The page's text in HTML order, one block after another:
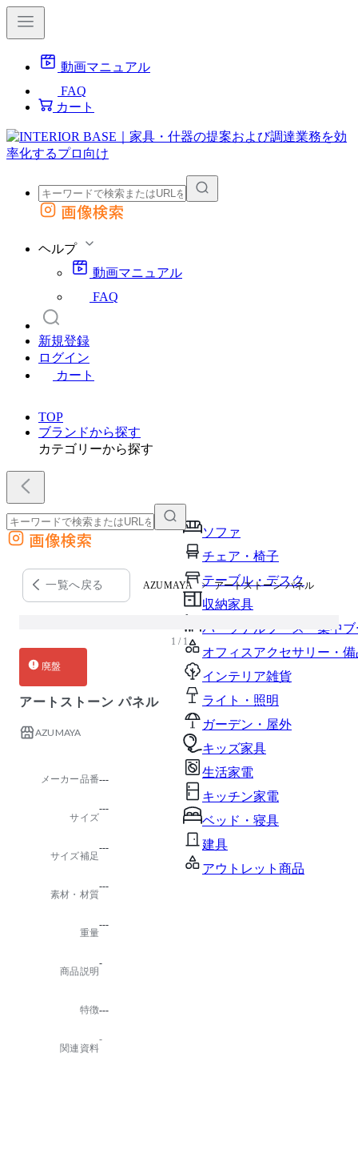
動画マニュアル
FAQ
カート
外部サイトの商品をカートに追加
画像検索
ヘルプ
動画マニュアル
FAQ
新規登録
ログイン
カート
TOP
ブランドから探す
カテゴリーから探す
ソファ
チェア・椅子
テーブル・デスク
収納家具
パーソナルブース・集中
オフィスアクセサリー・備
インテリア雑貨
ライト・照明
ガーデン・屋外
キッズ家具
生活家電
キッチン家電
ベッド・寝具
建具
アウトレット商品
外部サイトの商品をカートに追加
他のサイトで見つけた商品ページのURLを貼り付けて、カートに追加できます
画像検索
一覧へ戻る AZUMAYA アートストーン パネル
1 / 1
廃盤
アートストーン パネル
AZUMAYA
メーカー品番---
サイズ
---
サイズ補足
---
素材・材質
---
重量
---
商品説明
-
特徴---
関連資料
-